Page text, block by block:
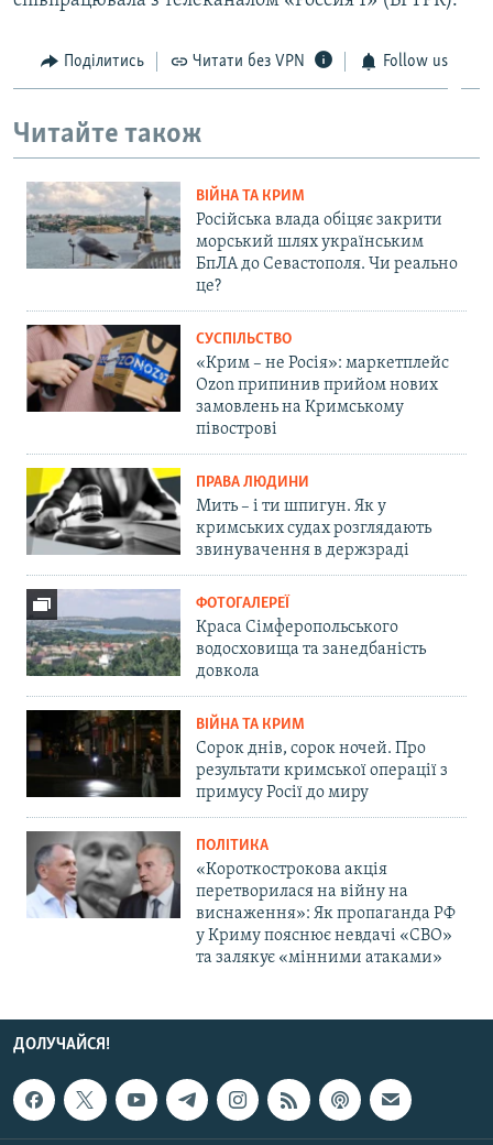
Поділитись Читати без VPN Follow us
Читайте також
ВІЙНА ТА КРИМ
Російська влада обіцяє закрити
морський шлях українським
БпЛА до Севастополя. Чи реально
це?
СУСПІЛЬСТВО
«Крим – не Росія»: маркетплейс
Ozon припинив прийом нових
замовлень на Кримському
півострові
ПРАВА ЛЮДИНИ
Мить – і ти шпигун. Як у
кримських судах розглядають
звинувачення в держзраді
ФОТОГАЛЕРЕЇ
Краса Сімферопольського
водосховища та занедбаність
довкола
ВІЙНА ТА КРИМ
Сорок днів, сорок ночей. Про
результати кримської операції з
примусу Росії до миру
ПОЛІТИКА
«Короткострокова акція
перетворилася на війну на
виснаження»: Як пропаганда РФ
у Криму пояснює невдачі «СВО»
та залякує «мінними атаками»
ДОЛУЧАЙСЯ!